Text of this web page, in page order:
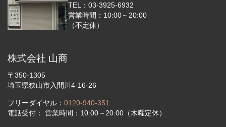
TEL：03-3925-6932
営業時間：10:00～20:00
（不定休）
株式会社 山商
〒350-1305
埼玉県狭山市入間川4-16-26
フリーダイヤル： 0120-940-351
電話受付： 営業時間：10:00～20:00（木曜定休）